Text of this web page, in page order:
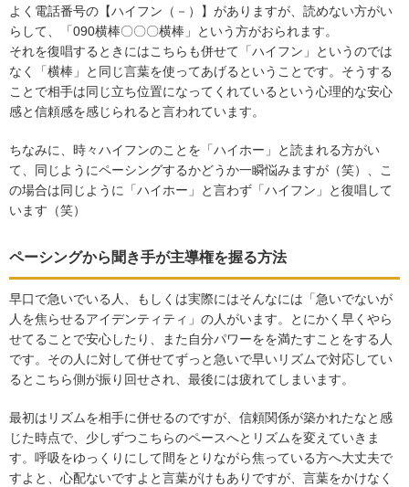
よく電話番号の【ハイフン（－）】がありますが、読めない方がい
らして、「090横棒〇〇〇横棒」という方がおられます。
それを復唱するときにはこちらも併せて「ハイフン」というのでは
なく「横棒」と同じ言葉を使ってあげるということです。そうする
ことで相手は同じ立ち位置になってくれているという心理的な安心
感と信頼感を感じられると言われています。
ちなみに、時々ハイフンのことを「ハイホー」と読まれる方がい
て、同じようにペーシングするかどうか一瞬悩みますが（笑）、こ
の場合は同じように「ハイホー」と言わず「ハイフン」と復唱して
います（笑）
ペーシングから聞き手が主導権を握る方法
早口で急いでいる人、もしくは実際にはそんなには「急いでないが
人を焦らせるアイデンティティ」の人がいます。とにかく早くやら
せてることで安心したり、また自分パワーをを満たすことをする人
です。その人に対して併せてずっと急いで早いリズムで対応してい
るとこちら側が振り回せされ、最後には疲れてしまいます。
最初はリズムを相手に併せるのですが、信頼関係が築かれたなと感
じた時点で、少しずつこちらのペースへとリズムを変えていきま
す。呼吸をゆっくりにして間をとりながら焦っている方へ大丈夫で
すよと、心配ないですよと言葉がけもありですが、言葉をかけなく